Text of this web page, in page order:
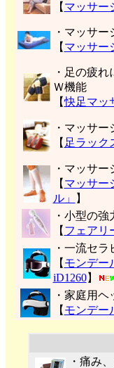
【 マッサー
・マッサ
【 マッサー
・足の疲
Ｗ機能
【快足マッ
・マッサ
【 足ラック
・マッサ
【 マッサー
ル」
】
・小型の
【 フェアリ
・一流セ
【 モンデー
iD1260】
・家庭用
【 モンデー
・痛み